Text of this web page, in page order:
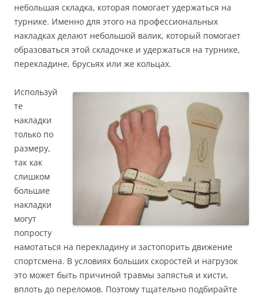
небольшая складка, которая помогает удержаться на
турнике. Именно для этого на профессиональных
накладках делают небольшой валик, который помогает
образоваться этой складочке и удержаться на турнике,
перекладине, брусьях или же кольцах.
Используй
те
накладки
только по
размеру,
так как
слишком
большие
накладки
могут
попросту
намотаться на перекладину и застопорить движение
спортсмена. В условиях больших скоростей и нагрузок
это может быть причиной травмы запястья и кисти,
вплоть до переломов. Поэтому тщательно подбирайте